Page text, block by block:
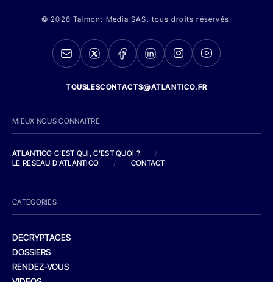
© 2026 Talmont Media SAS. tous droits réservés.
TOUSLESCONTACTS@ATLANTICO.FR
MIEUX NOUS CONNAITRE
ATLANTICO C'EST QUI, C'EST QUOI ?
/
LE RESEAU D'ATLANTICO
/ CONTACT
CATEGORIES
DECRYPTAGES
DOSSIERS
RENDEZ-VOUS